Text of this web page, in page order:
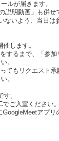
C
a
e
ルが届きます。
説明動画」も併せ
ないよう、当日は
します。
するまで、「参加
。
てもリクエスト
。
。
ご入室ください。
GoogleMeetアプリ